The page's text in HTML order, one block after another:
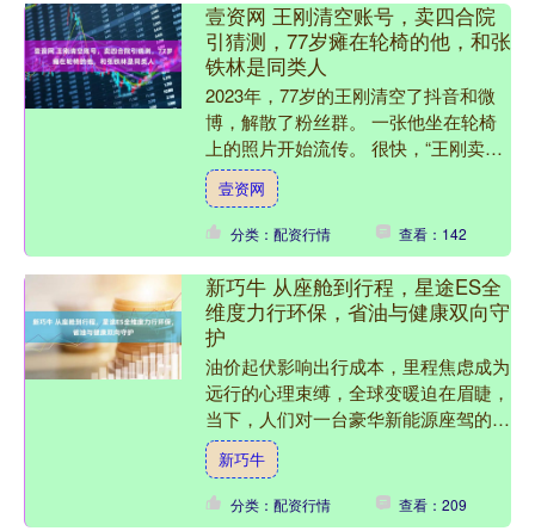
壹资网 王刚清空账号，卖四合院
引猜测，77岁瘫在轮椅的他，和张
铁林是同类人
2023年，77岁的王刚清空了抖音和微
博，解散了粉丝群。 一张他坐在轮椅
上的照片开始流传。 很快，“王刚卖掉
北京上亿四合院，全家移民美国”的消
息传遍了网络。 很....
壹资网
分类：配资行情 查看：142
新巧牛 从座舱到行程，星途ES全
维度力行环保，省油与健康双向守
护
油价起伏影响出行成本，里程焦虑成为
远行的心理束缚，全球变暖迫在眉睫，
当下，人们对一台豪华新能源座驾的期
待变得更加多元化。而无论是追求绿色
低碳，还是用车经济性，一....
新巧牛
分类：配资行情 查看：209